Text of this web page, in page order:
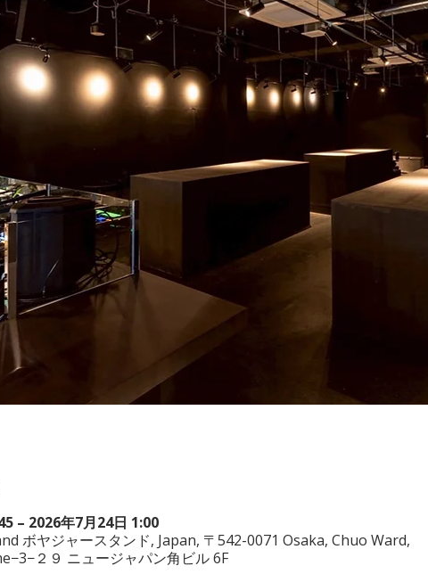
– 2026年7月24日 1:00
ボヤジャースタンド, Japan, 〒542-0071 Osaka, Chuo Ward,
２９ ニュージャパン角ビル 6F